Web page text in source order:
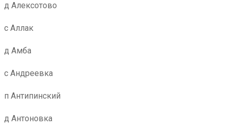
д Алексотово
с Аллак
д Амба
с Андреевка
п Антипинский
д Антоновка